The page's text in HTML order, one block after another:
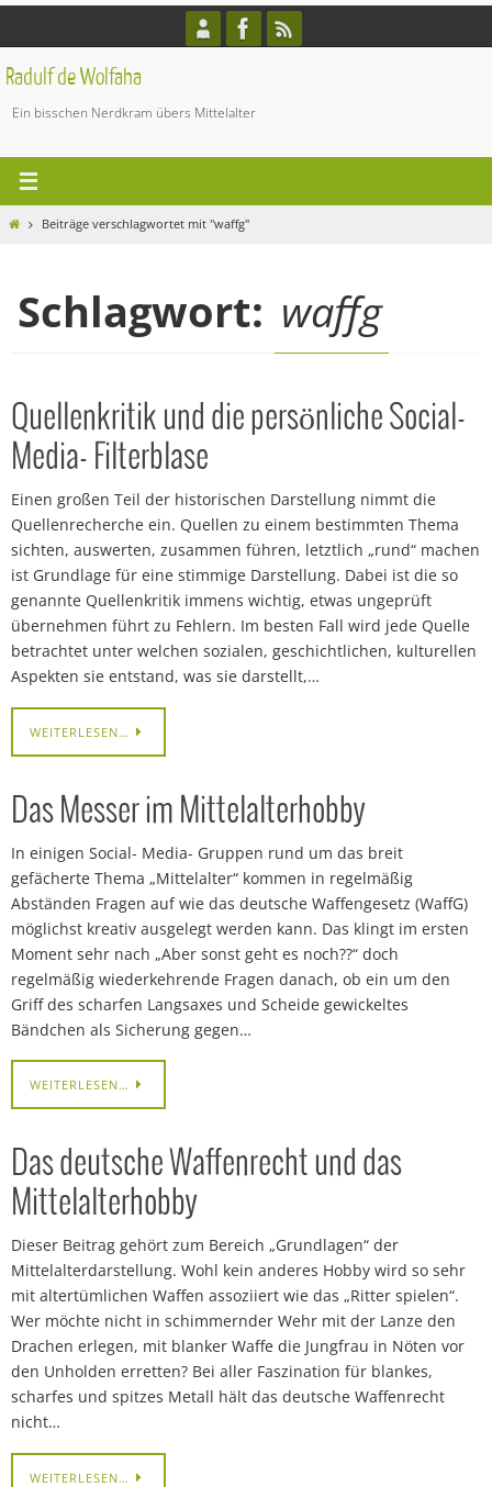
Inhalt
springen
Radulf de Wolfaha
Ein bisschen Nerdkram übers Mittelalter
StartBeiträge verschlagwortet mit "waffg"
Schlagwort: waffg
Quellenkritik und die persönliche Social-
Media- Filterblase
Einen großen Teil der historischen Darstellung nimmt die
Quellenrecherche ein. Quellen zu einem bestimmten Thema
sichten, auswerten, zusammen führen, letztlich „rund“ machen
ist Grundlage für eine stimmige Darstellung. Dabei ist die so
genannte Quellenkritik immens wichtig, etwas ungeprüft
übernehmen führt zu Fehlern. Im besten Fall wird jede Quelle
betrachtet unter welchen sozialen, geschichtlichen, kulturellen
Aspekten sie entstand, was sie darstellt,…
WEITERLESEN…
Das Messer im Mittelalterhobby
In einigen Social- Media- Gruppen rund um das breit
gefächerte Thema „Mittelalter“ kommen in regelmäßig
Abständen Fragen auf wie das deutsche Waffengesetz (WaffG)
möglichst kreativ ausgelegt werden kann. Das klingt im ersten
Moment sehr nach „Aber sonst geht es noch??“ doch
regelmäßig wiederkehrende Fragen danach, ob ein um den
Griff des scharfen Langsaxes und Scheide gewickeltes
Bändchen als Sicherung gegen…
WEITERLESEN…
Das deutsche Waffenrecht und das
Mittelalterhobby
Dieser Beitrag gehört zum Bereich „Grundlagen“ der
Mittelalterdarstellung. Wohl kein anderes Hobby wird so sehr
mit altertümlichen Waffen assoziiert wie das „Ritter spielen“.
Wer möchte nicht in schimmernder Wehr mit der Lanze den
Drachen erlegen, mit blanker Waffe die Jungfrau in Nöten vor
den Unholden erretten? Bei aller Faszination für blankes,
scharfes und spitzes Metall hält das deutsche Waffenrecht
nicht…
WEITERLESEN…